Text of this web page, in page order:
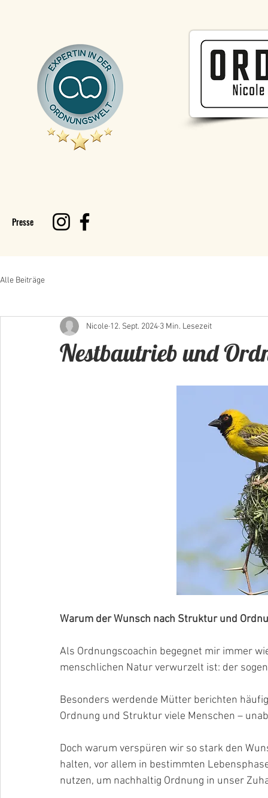
Presse
Alle Beiträge
Nestbautrieb und
Nicole 12. Sept. 2024 3 Min. Lesezeit
Warum der Wunsch nach Struktur und
Als Ordnungscoachin begegnet mir immer
menschlichen Natur verwurzelt ist: der
Besonders werdende Mütter berichten
Ordnung und Struktur viele Menschen –
Doch warum verspüren wir so stark den
halten, vor allem in bestimmten
nutzen, um nachhaltig Ordnung in unser